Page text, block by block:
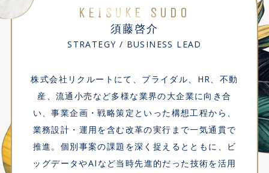
KEISUKE SUDO
須藤啓介
STRATEGY / BUSINESS LEAD
株式会社リクルートにて、ブライダル、HR、不動
産、流通小売など多様な業界の大企業に向き合
い、事業企画・戦略策定といった構想工程から、
業務設計・運用を含む改革の実行まで一気通貫で
推進。個別事案の課題を深く捉えるとともに、ビ
ッグデータやAIなど当時先進的だった技術を活用